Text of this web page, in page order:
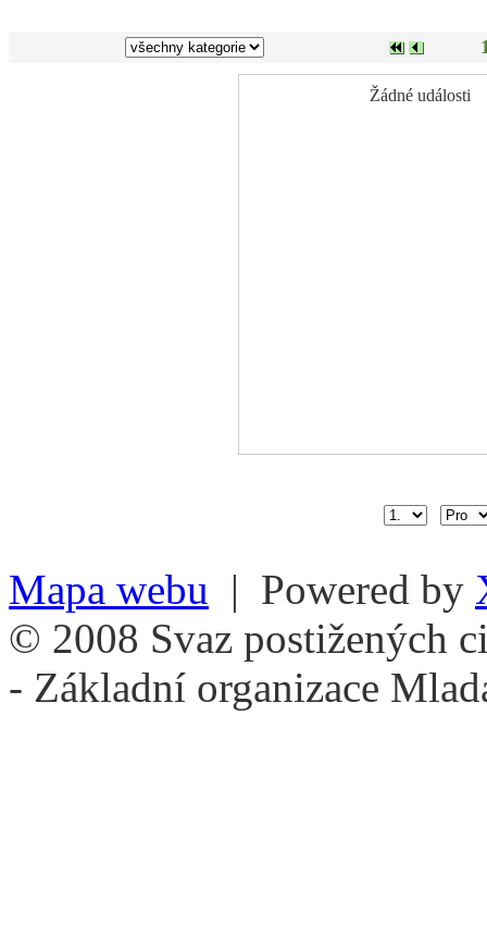
Žádné události
Mapa webu | Powered by
© 2008 Svaz postižených
- Základní organizace